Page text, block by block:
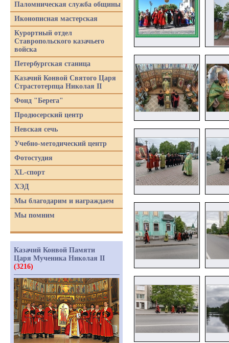
Паломническая служба общины
Иконописная мастерская
Курортный отдел
Ставропольского казачьего
войска
Петербургская станица
Казачий Конвой Святого Царя
Страстотерпца Николая II
Фонд "Берега"
Продюсерский центр
Невская сечь
Учебно-методический центр
Фотостудия
XL-спорт
ХЭД
Мы благодарим и награждаем
Мы помним
Казачий Конвой Памяти
Царя Мученика Николая II
(3216)